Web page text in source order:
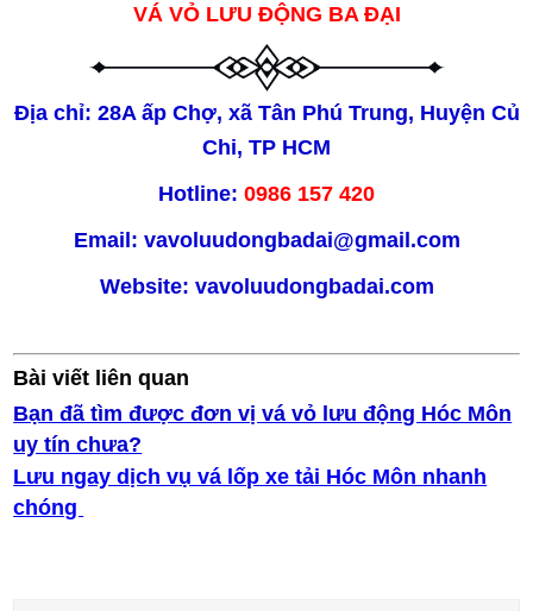
VÁ VỎ LƯU ĐỘNG BA ĐẠI
Địa chỉ: 28A ấp Chợ, xã Tân Phú Trung, Huyện Củ
Chi, TP HCM
Hotline: 0986 157 420
Email: vavoluudongbadai@gmail.com
Website: vavoluudongbadai.com
Bài viết liên quan
Bạn đã tìm được đơn vị vá vỏ lưu động Hóc Môn
uy tín chưa?
Lưu ngay dịch vụ vá lốp xe tải Hóc Môn nhanh
chóng ​